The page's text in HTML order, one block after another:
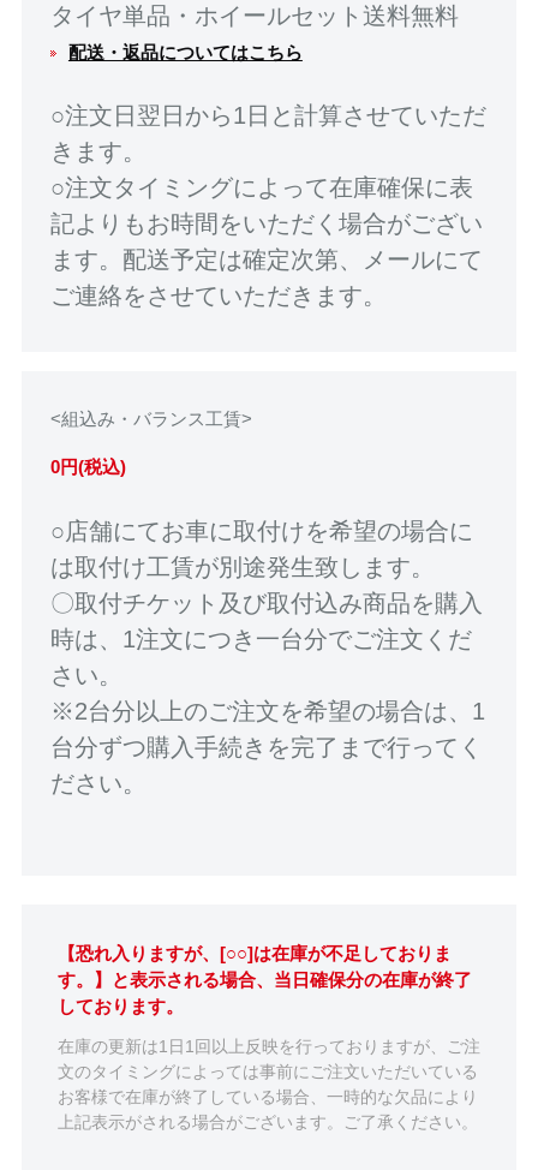
タイヤ単品・ホイールセット送料無料
配送・返品についてはこちら
○注文日翌日から1日と計算させていただ
きます。
○注文タイミングによって在庫確保に表
記よりもお時間をいただく場合がござい
ます。配送予定は確定次第、メールにて
ご連絡をさせていただきます。
<組込み・バランス工賃>
0円(税込)
○店舗にてお車に取付けを希望の場合に
は取付け工賃が別途発生致します。
〇取付チケット及び取付込み商品を購入
時は、1注文につき一台分でご注文くだ
さい。
※2台分以上のご注文を希望の場合は、1
台分ずつ購入手続きを完了まで行ってく
ださい。
【恐れ入りますが、[○○]は在庫が不足しておりま
す。】と表示される場合、当日確保分の在庫が終了
しております。
在庫の更新は1日1回以上反映を行っておりますが、ご注
文のタイミングによっては事前にご注文いただいている
お客様で在庫が終了している場合、一時的な欠品により
上記表示がされる場合がございます。ご了承ください。